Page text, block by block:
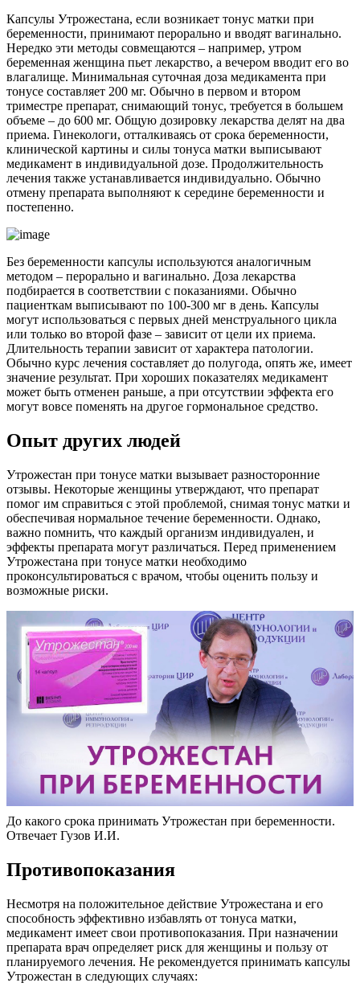
Капсулы Утрожестана, если возникает тонус матки при
беременности, принимают перорально и вводят вагинально.
Нередко эти методы совмещаются – например, утром
беременная женщина пьет лекарство, а вечером вводит его во
влагалище. Минимальная суточная доза медикамента при
тонусе составляет 200 мг. Обычно в первом и втором
триместре препарат, снимающий тонус, требуется в большем
объеме – до 600 мг. Общую дозировку лекарства делят на два
приема. Гинекологи, отталкиваясь от срока беременности,
клинической картины и силы тонуса матки выписывают
медикамент в индивидуальной дозе. Продолжительность
лечения также устанавливается индивидуально. Обычно
отмену препарата выполняют к середине беременности и
постепенно.
Без беременности капсулы используются аналогичным
методом – перорально и вагинально. Доза лекарства
подбирается в соответствии с показаниями. Обычно
пациенткам выписывают по 100-300 мг в день. Капсулы
могут использоваться с первых дней менструального цикла
или только во второй фазе – зависит от цели их приема.
Длительность терапии зависит от характера патологии.
Обычно курс лечения составляет до полугода, опять же, имеет
значение результат. При хороших показателях медикамент
может быть отменен раньше, а при отсутствии эффекта его
могут вовсе поменять на другое гормональное средство.
Опыт других людей
Утрожестан при тонусе матки вызывает разносторонние
отзывы. Некоторые женщины утверждают, что препарат
помог им справиться с этой проблемой, снимая тонус матки и
обеспечивая нормальное течение беременности. Однако,
важно помнить, что каждый организм индивидуален, и
эффекты препарата могут различаться. Перед применением
Утрожестана при тонусе матки необходимо
проконсультироваться с врачом, чтобы оценить пользу и
возможные риски.
До какого срока принимать Утрожестан при беременности.
Отвечает Гузов И.И.
Противопоказания
Несмотря на положительное действие Утрожестана и его
способность эффективно избавлять от тонуса матки,
медикамент имеет свои противопоказания. При назначении
препарата врач определяет риск для женщины и пользу от
планируемого лечения. Не рекомендуется принимать капсулы
Утрожестан в следующих случаях: